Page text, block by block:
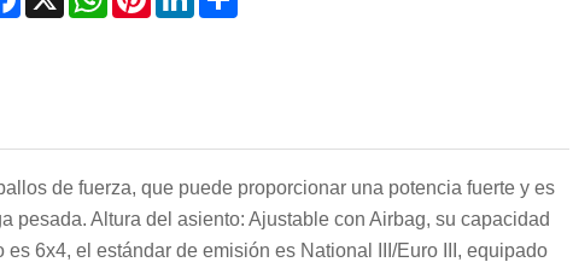
de fuerza, que puede proporcionar una potencia fuerte y es
pesada. Altura del asiento: Ajustable con Airbag, su capacidad
6x4, el estándar de emisión es National III/Euro III, equipado